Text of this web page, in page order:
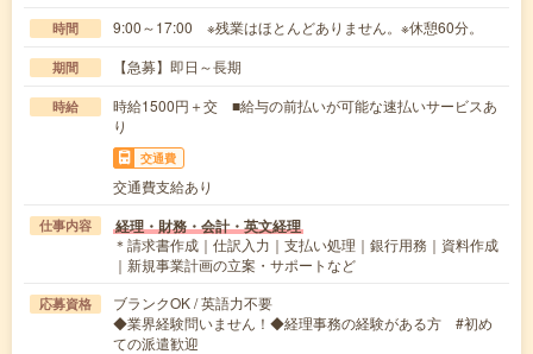
時間 9:00～17:00 ※残業はほとんどありません。※休憩60分。
期間 【急募】即日～長期
時給
時給1500円＋交 ■給与の前払いが可能な速払いサービスあ
り
交通費
交通費支給あり
仕事内容 経理・財務・会計・英文経理
＊請求書作成｜仕訳入力｜支払い処理｜銀行用務｜資料作成
｜新規事業計画の立案・サポートなど
応募資格
ブランクOK / 英語力不要
◆業界経験問いません！◆経理事務の経験がある方 #初め
ての派遣歓迎